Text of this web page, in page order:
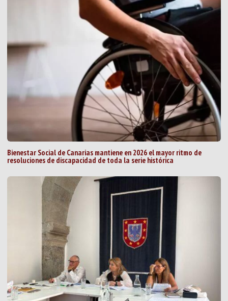
Bienestar Social de Canarias mantiene en 2026 el mayor ritmo de
resoluciones de discapacidad de toda la serie histórica